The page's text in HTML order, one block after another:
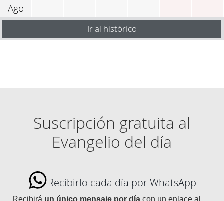
Ago
Ir al histórico
Suscripción gratuita al
Evangelio del día
Recibirlo cada día por WhatsApp
Recibirá un único mensaje por día con un enlace al